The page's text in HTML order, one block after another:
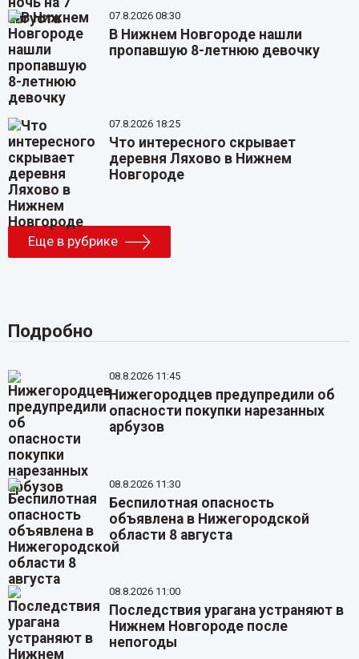
07.8.2026 08:30
В Нижнем Новгороде нашли
пропавшую 8-летнюю девочку
07.8.2026 18:25
Что интересного скрывает
деревня Ляхово в Нижнем
Новгороде
Еще в рубрике
Подробно
08.8.2026 11:45
Нижегородцев предупредили об
опасности покупки нарезанных
арбузов
08.8.2026 11:30
Беспилотная опасность
объявлена в Нижегородской
области 8 августа
08.8.2026 11:00
Последствия урагана устраняют в
Нижнем Новгороде после
непогоды